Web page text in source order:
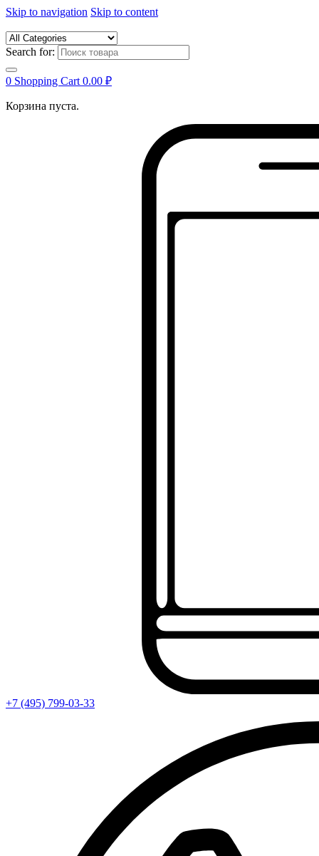
Skip to navigation Skip to content
Search for:
0 Shopping Cart 0.00 ₽
Корзина пуста.
+7 (495) 799-03-33